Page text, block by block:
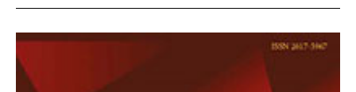
НАЦІОНАЛЬНОГО
ІМЕНІ